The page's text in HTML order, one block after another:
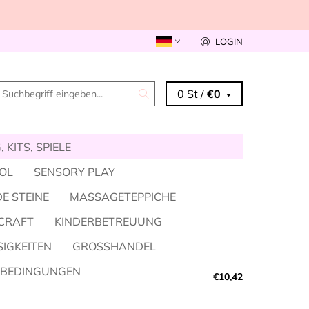
LOGIN
0 St /€0
KITS, SPIELE
SENSORY PLAY
STEINE
MASSAGETEPPICHE
KINDERBETREUUNG
GROSSHANDEL
€10,42